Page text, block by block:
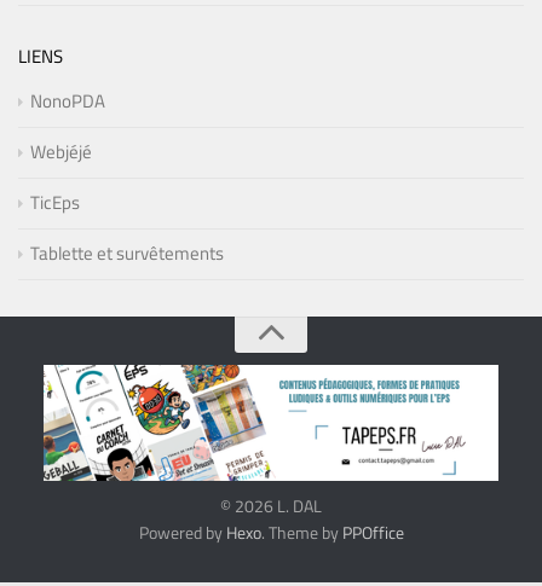
LIENS
NonoPDA
Webjéjé
TicEps
Tablette et survêtements
© 2026 L. DAL
Powered byHexo. Theme byPPOffice